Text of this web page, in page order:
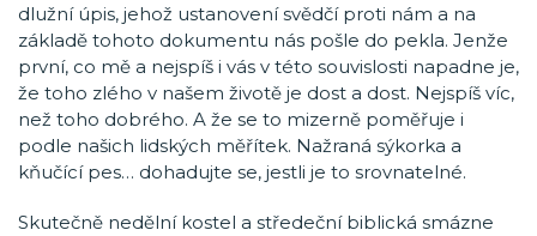
dlužní úpis, jehož ustanovení svědčí proti nám a na
základě tohoto dokumentu nás pošle do pekla. Jenže
první, co mě a nejspíš i vás v této souvislosti napadne je,
že toho zlého v našem životě je dost a dost. Nejspíš víc,
než toho dobrého. A že se to mizerně poměřuje i
podle našich lidských měřítek. Nažraná sýkorka a
kňučící pes… dohadujte se, jestli je to srovnatelné.
Skutečně nedělní kostel a středeční biblická smázne